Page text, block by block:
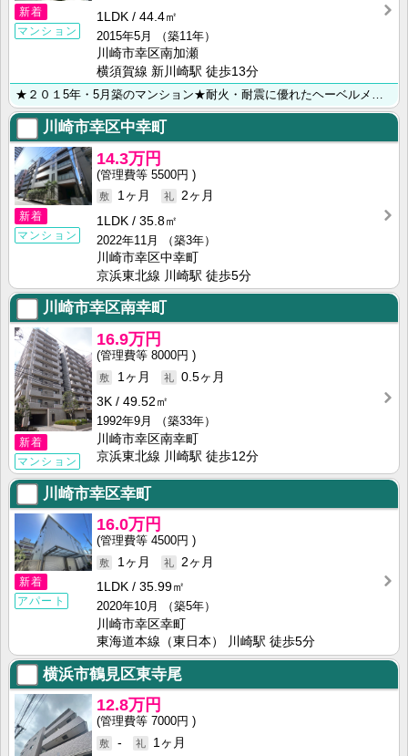
新着
マンション
1LDK
44.4㎡
2015年5月
（築11年）
川崎市幸区南加瀬
横須賀線 新川崎駅 徒歩13分
★２０１5年・5月築のマンション★耐火・耐震に優れたヘーベルメゾン★ ★オートロック・最上階・角部屋･･･
川崎市幸区中幸町
新着
マンション
14.3万円
5500円
1ヶ月
2ヶ月
1LDK
35.8㎡
2022年11月
（築3年）
川崎市幸区中幸町
京浜東北線 川崎駅 徒歩5分
川崎市幸区南幸町
新着
マンション
16.9万円
8000円
1ヶ月
0.5ヶ月
3K
49.52㎡
1992年9月
（築33年）
川崎市幸区南幸町
京浜東北線 川崎駅 徒歩12分
川崎市幸区幸町
新着
アパート
16.0万円
4500円
1ヶ月
2ヶ月
1LDK
35.99㎡
2020年10月
（築5年）
川崎市幸区幸町
東海道本線（東日本） 川崎駅 徒歩5分
横浜市鶴見区東寺尾
12.8万円
7000円
-
1ヶ月